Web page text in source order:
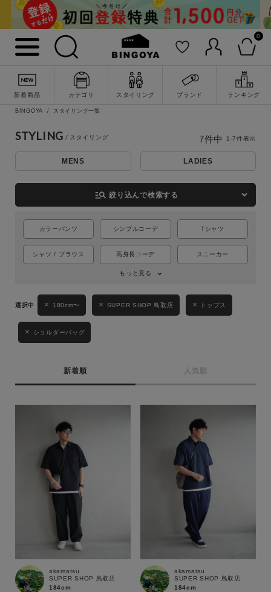
0
新着商品 カテゴリ スタイリング ブランド ランキング
MENS KIDS
サイズ
BINGOYA スタイリング一覧
STYLING
MENS LADIES
manage_search 絞り込んで検索する
カラーパンツ シンプルコーデ Tシャツ
シャツ / ブラウス 高身長コーデ スニーカー
もっと見る
180cm〜 SUPER SHOP 鳥取店 トップス
ショルダーバッグ
新着順 人気順
7件中 1-7件表示
akamatsu
SUPER SHOP 鳥取店
184cm
akamatsu
SUPER SHOP 鳥取店
184cm